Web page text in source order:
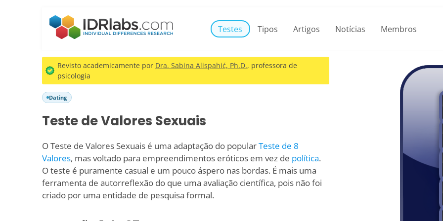
Testes Tipos Artigos Notícias Membros
Revisto academicamente por Dra. Sabina Alispahić, Ph.D., professora de
psicologia
Dating
Teste de Valores Sexuais
O Teste de Valores Sexuais é uma adaptação do popularTeste de 8
Valores, mas voltado para empreendimentos eróticos em vez de política.
O teste é puramente casual e um pouco áspero nas bordas. É mais uma
ferramenta de autorreflexão do que uma avaliação científica, pois não foi
criado por uma entidade de pesquisa formal.